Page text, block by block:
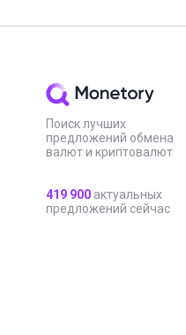
Поиск лучших
предложений обмена
валют и криптовалют
419 900 актуальных
предложений сейчас